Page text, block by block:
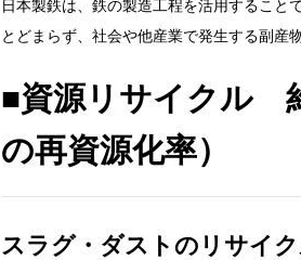
日本製鉄は、鉄の製造工程を活用すること
とどまらず、社会や他産業で発生する副産
■資源リサイクル
の再資源化率）
スラグ・ダストのリサイ